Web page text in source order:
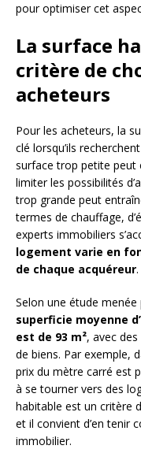
pour optimiser cet
La surface
critère de
acheteurs
Pour les acheteurs, la
clé lorsqu’ils
surface trop petite peut
limiter les possibilités
trop grande peut
termes de chauffage,
experts immobiliers
logement varie en
de chaque acquéreur.
Selon une étude
superficie moyenne
est de 93 m², avec
de biens. Par exemple,
prix du mètre carré est
à se tourner vers des
habitable est un critère
et il convient d’en tenir
immobilier.